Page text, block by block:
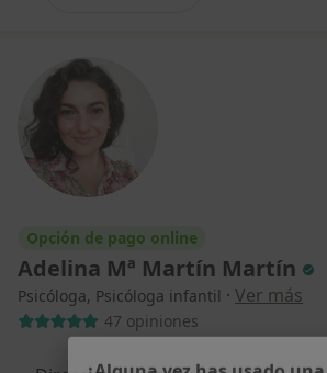
Opción de pago online
Adelina Mª Martín Martín
Psicóloga, Psicóloga infantil · Ver más
47 opiniones